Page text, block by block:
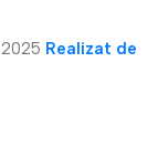
2025 Realizat de